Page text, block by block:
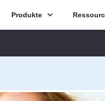
Produkte